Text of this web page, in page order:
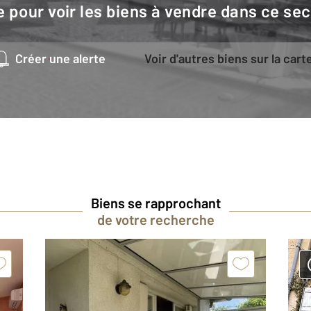
pour voir les biens à vendre dans ce
Créer une alerte Voir d'autres biens sur la
Biens se rapprochant
de votre recherche